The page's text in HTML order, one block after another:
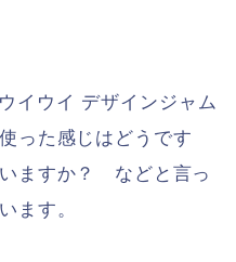
イウイ デザインジャム
った感じはどうです
ますか？ などと言っ
ます。